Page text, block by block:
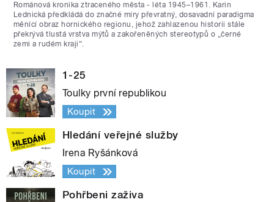
Románová kronika ztraceného města - léta 1945–1961. Karin
Lednická předkládá do značné míry převratný, dosavadní paradigma
měnící obraz hornického regionu, jehož zahlazenou historii stále
překrývá tlustá vrstva mýtů a zakořeněných stereotypů o „černé
zemi a rudém kraji“.
1-25
Toulky první republikou
Koupit
Hledání veřejné služby
Irena Ryšánková
Koupit
Pohřbeni zaživa